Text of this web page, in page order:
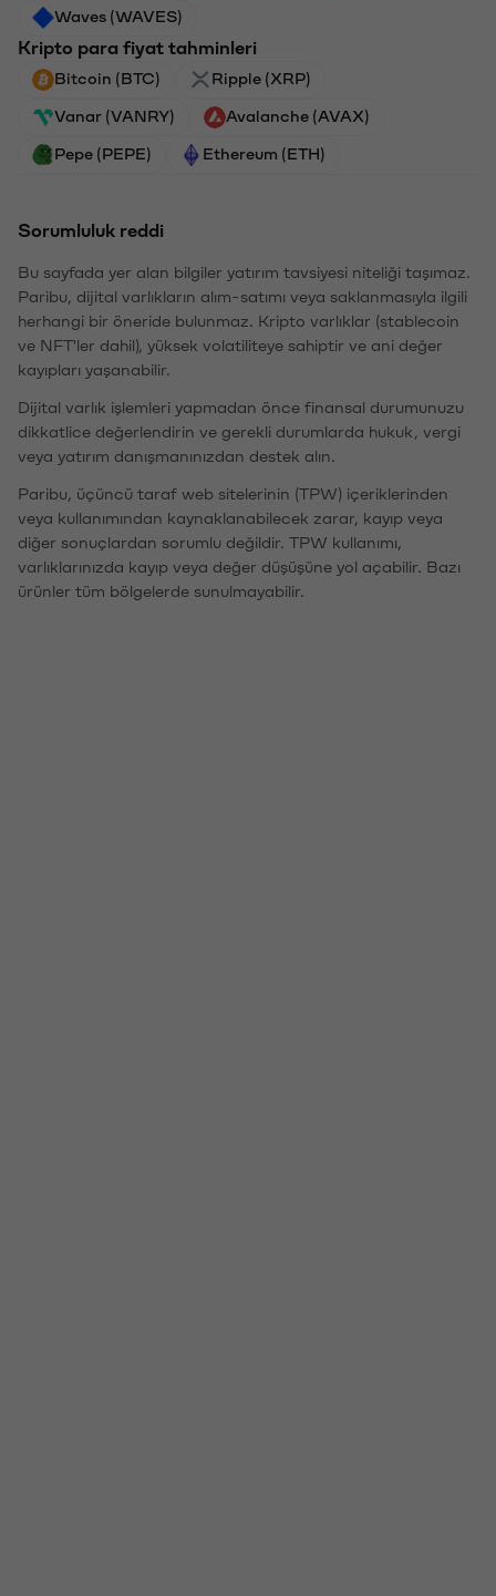
Waves (WAVES)
Kripto para fiyat tahminleri
Bitcoin (BTC) Ripple (XRP)
Vanar (VANRY) Avalanche (AVAX)
Pepe (PEPE) Ethereum (ETH)
Sorumluluk reddi
Bu sayfada yer alan bilgiler yatırım tavsiyesi niteliği taşımaz.
Paribu, dijital varlıkların alım-satımı veya saklanmasıyla ilgili
herhangi bir öneride bulunmaz. Kripto varlıklar (stablecoin
ve NFT'ler dahil), yüksek volatiliteye sahiptir ve ani değer
kayıpları yaşanabilir.
Dijital varlık işlemleri yapmadan önce finansal durumunuzu
dikkatlice değerlendirin ve gerekli durumlarda hukuk, vergi
veya yatırım danışmanınızdan destek alın.
Paribu, üçüncü taraf web sitelerinin (TPW) içeriklerinden
veya kullanımından kaynaklanabilecek zarar, kayıp veya
diğer sonuçlardan sorumlu değildir. TPW kullanımı,
varlıklarınızda kayıp veya değer düşüşüne yol açabilir. Bazı
ürünler tüm bölgelerde sunulmayabilir.